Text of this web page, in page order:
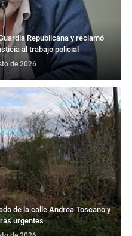
Republicana y reclamó
al trabajo policial
de 2026
de la calle Andrea Toscano y
urgentes